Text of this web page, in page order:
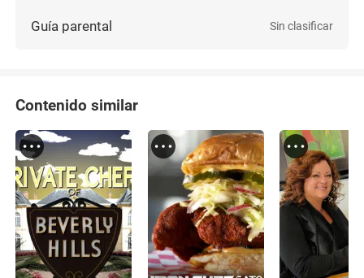
Guía parental Sin clasificar
Contenido similar